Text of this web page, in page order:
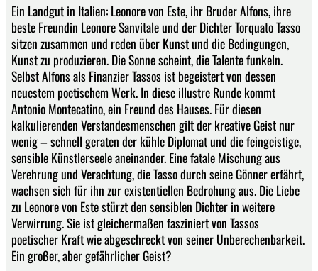
Ein Landgut in Italien: Leonore von Este, ihr Bruder Alfons, ihre
beste Freundin Leonore Sanvitale und der Dichter Torquato Tasso
sitzen zusammen und reden über Kunst und die Bedingungen,
Kunst zu produzieren. Die Sonne scheint, die Talente funkeln.
Selbst Alfons als Finanzier Tassos ist begeistert von dessen
neuestem poetischem Werk. In diese illustre Runde kommt
Antonio Montecatino, ein Freund des Hauses. Für diesen
kalkulierenden Verstandesmenschen gilt der kreative Geist nur
wenig – schnell geraten der kühle Diplomat und die feingeistige,
sensible Künstlerseele aneinander. Eine fatale Mischung aus
Verehrung und Verachtung, die Tasso durch seine Gönner erfährt,
wachsen sich für ihn zur existentiellen Bedrohung aus. Die Liebe
zu Leonore von Este stürzt den sensiblen Dichter in weitere
Verwirrung. Sie ist gleichermaßen fasziniert von Tassos
poetischer Kraft wie abgeschreckt von seiner Unberechenbarkeit.
Ein großer, aber gefährlicher Geist?